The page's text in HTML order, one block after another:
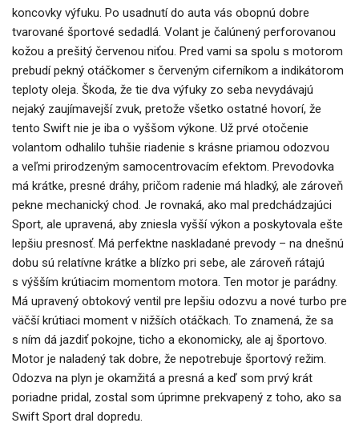
koncovky výfuku. Po usadnutí do auta vás obopnú dobre
tvarované športové sedadlá. Volant je čalúnený perforovanou
kožou a prešitý červenou niťou. Pred vami sa spolu s motorom
prebudí pekný otáčkomer s červeným ciferníkom a indikátorom
teploty oleja. Škoda, že tie dva výfuky zo seba nevydávajú
nejaký zaujímavejší zvuk, pretože všetko ostatné hovorí, že
tento Swift nie je iba o vyššom výkone. Už prvé otočenie
volantom odhalilo tuhšie riadenie s krásne priamou odozvou
a veľmi prirodzeným samocentrovacím efektom. Prevodovka
má krátke, presné dráhy, pričom radenie má hladký, ale zároveň
pekne mechanický chod. Je rovnaká, ako mal predchádzajúci
Sport, ale upravená, aby zniesla vyšší výkon a poskytovala ešte
lepšiu presnosť. Má perfektne naskladané prevody – na dnešnú
dobu sú relatívne krátke a blízko pri sebe, ale zároveň rátajú
s výšším krútiacim momentom motora. Ten motor je parádny.
Má upravený obtokový ventil pre lepšiu odozvu a nové turbo pre
väčší krútiaci moment v nižších otáčkach. To znamená, že sa
s ním dá jazdiť pokojne, ticho a ekonomicky, ale aj športovo.
Motor je naladený tak dobre, že nepotrebuje športový režim.
Odozva na plyn je okamžitá a presná a keď som prvý krát
poriadne pridal, zostal som úprimne prekvapený z toho, ako sa
Swift Sport dral dopredu.